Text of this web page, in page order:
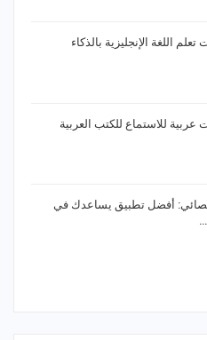
تعلم اللغة الإنجليزية بالذكاء
عربية للاستماع للكتب العربية
أفضل تطبيق يساعدك في